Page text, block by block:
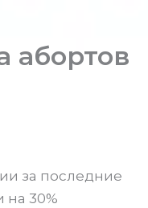
абортов
за последние
на 30%